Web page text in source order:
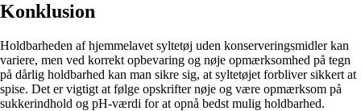
Konklusion
Holdbarheden af hjemmelavet syltetøj uden konserveringsmidler kan
variere, men ved korrekt opbevaring og nøje opmærksomhed på tegn
på dårlig holdbarhed kan man sikre sig, at syltetøjet forbliver sikkert at
spise. Det er vigtigt at følge opskrifter nøje og være opmærksom på
sukkerindhold og pH-værdi for at opnå bedst mulig holdbarhed.